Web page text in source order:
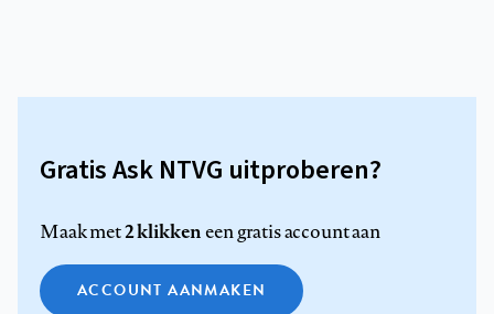
Gratis Ask NTVG uitproberen?
Maak met2 klikkeneen gratis account aan
ACCOUNT AANMAKEN